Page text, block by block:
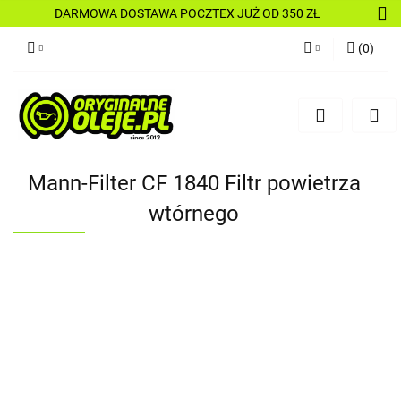
DARMOWA DOSTAWA POCZTEX JUŻ OD 350 ZŁ
Zarejestruj się
(0)
Mann-Filter CF 1840 Filtr powietrza
wtórnego